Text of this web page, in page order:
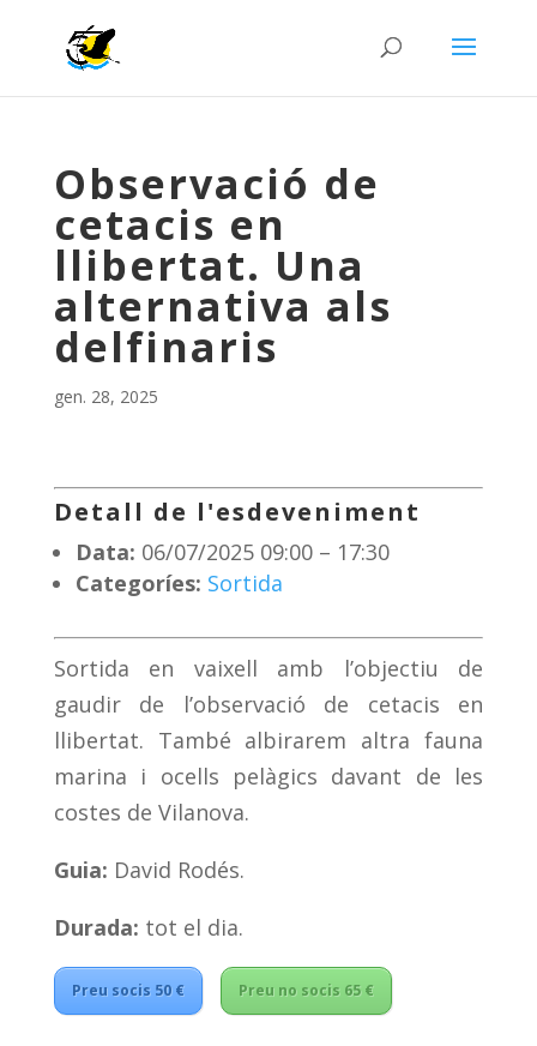
Observació de
cetacis en
llibertat. Una
alternativa als
delfinaris
gen. 28, 2025
Detall de l'esdeveniment
Data: 06/07/2025 09:00– 17:30
Categoríes: Sortida
Sortida en vaixell amb l’objectiu de
gaudir de l’observació de cetacis en
llibertat. També albirarem altra fauna
marina i ocells pelàgics davant de les
costes de Vilanova.
Guia: David Rodés.
Durada: tot el dia.
Preu socis 50 € Preu no socis 65 €